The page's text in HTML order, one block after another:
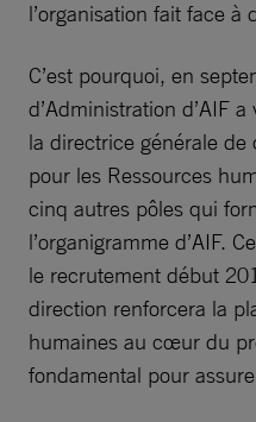
l’organisation fait face à
C’est pourquoi, en
d’Administration d’AIF
la directrice générale
pour les Ressources
cinq autres pôles qui
l’organigramme d’AIF.
le recrutement début
direction renforcera la
humaines au cœur du
fondamental pour